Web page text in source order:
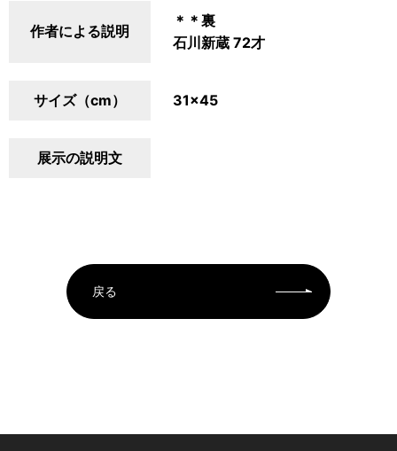
作者による説明
＊＊裏
石川新蔵 72才
サイズ（cm） 31×45
展示の説明文
戻る